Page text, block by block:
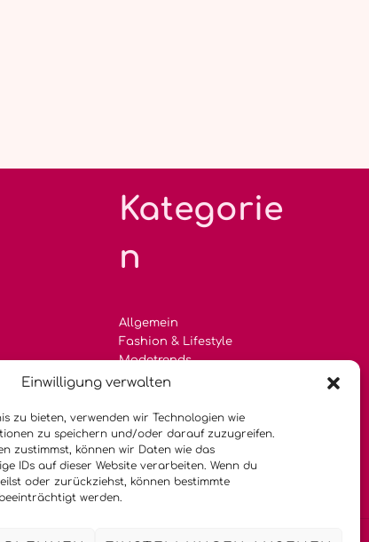
Einwilligung verwalten
zu bieten, verwenden wir Technologien wie
zu speichern und/oder darauf zuzugreifen.
zustimmst, können wir Daten wie das
IDs auf dieser Website verarbeiten. Wenn du
oder zurückziehst, können bestimmte
werden.
Kategorie
n
Allgemein
Fashion & Lifestyle
Modetrends
Sommertrends
Nachhaltige Kleidung